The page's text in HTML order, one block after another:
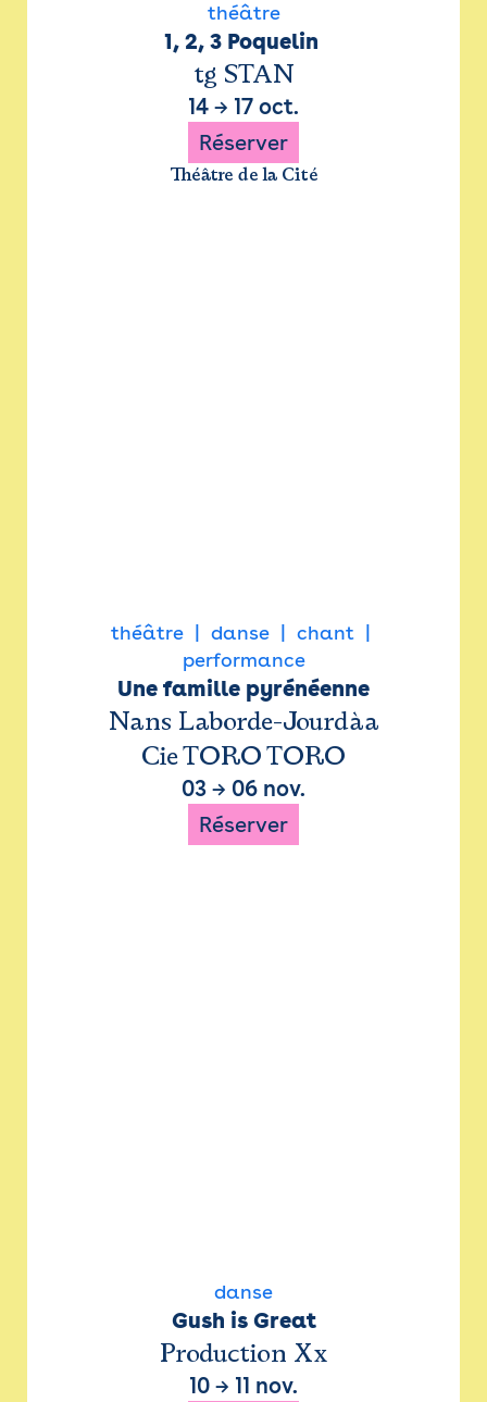
théâtre
1, 2, 3 Poquelin
tg STAN
14 → 17 oct.
Réserver
Théâtre de la Cité
théâtre danse
chant
performance
Une famille pyrénéenne
Nans Laborde-Jourdàa
Cie TORO TORO
03 → 06 nov.
Réserver
danse
Gush is Great
Production Xx
10 → 11 nov.